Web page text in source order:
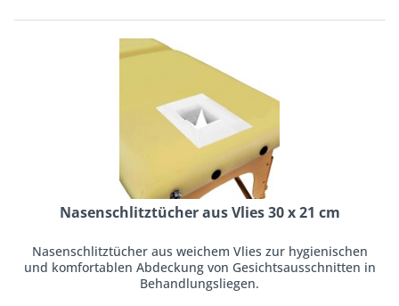
Nasenschlitztücher aus Vlies 30 x 21 cm
Nasenschlitztücher aus weichem Vlies zur hygienischen
und komfortablen Abdeckung von Gesichtsausschnitten in
Behandlungsliegen.